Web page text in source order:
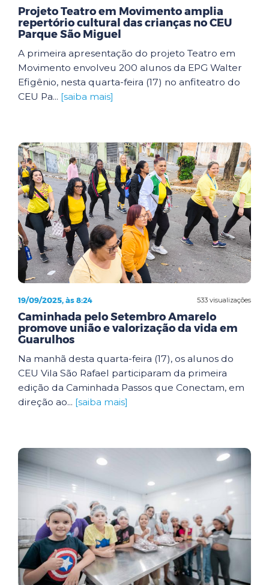
Projeto Teatro em Movimento amplia
repertório cultural das crianças no CEU
Parque São Miguel
A primeira apresentação do projeto Teatro em
Movimento envolveu 200 alunos da EPG Walter
Efigênio, nesta quarta-feira (17) no anfiteatro do
CEU Pa... [saiba mais]
533 visualizações
19/09/2025, às 8:24
Caminhada pelo Setembro Amarelo
promove união e valorização da vida em
Guarulhos
Na manhã desta quarta-feira (17), os alunos do
CEU Vila São Rafael participaram da primeira
edição da Caminhada Passos que Conectam, em
direção ao... [saiba mais]